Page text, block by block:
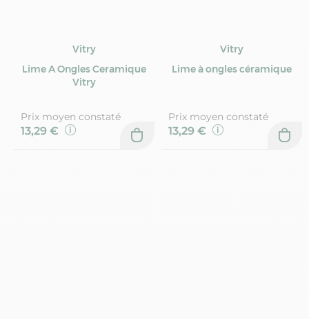
Vitry
Lime A Ongles Ceramique
Vitry
Prix moyen constaté
13,29 €
Vitry
Lime à ongles céramique
Prix moyen constaté
13,29 €